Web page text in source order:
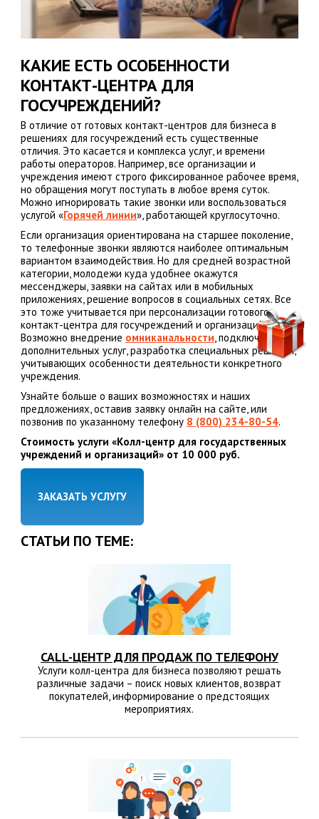
КАКИЕ ЕСТЬ ОСОБЕННОСТИ
КОНТАКТ-ЦЕНТРА ДЛЯ
ГОСУЧРЕЖДЕНИЙ?
В отличие от готовых контакт-центров для бизнеса в
решениях для госучреждений есть существенные
отличия. Это касается и комплекса услуг, и времени
работы операторов. Например, все организации и
учреждения имеют строго фиксированное рабочее время,
но обращения могут поступать в любое время суток.
Можно игнорировать такие звонки или воспользоваться
услугой «Горячей линии», работающей круглосуточно.
Если организация ориентирована на старшее поколение,
то телефонные звонки являются наиболее оптимальным
вариантом взаимодействия. Но для средней возрастной
категории, молодежи куда удобнее окажутся
мессенджеры, заявки на сайтах или в мобильных
приложениях, решение вопросов в социальных сетях. Все
это тоже учитывается при персонализации готового
контакт-центра для госучреждений и организаций.
Возможно внедрение омниканальности, подключение
дополнительных услуг, разработка специальных решений,
учитывающих особенности деятельности конкретного
учреждения.
Узнайте больше о ваших возможностях и наших
предложениях, оставив заявку онлайн на сайте, или
позвонив по указанному телефону 8 (800) 234-80-54.
Стоимость услуги «Колл-центр для государственных
учреждений и организаций» от 10 000 руб.
ЗАКАЗАТЬ УСЛУГУ
СТАТЬИ ПО ТЕМЕ:
CALL-ЦЕНТР ДЛЯ ПРОДАЖ ПО ТЕЛЕФОНУ
Услуги колл-центра для бизнеса позволяют решать
различные задачи – поиск новых клиентов, возврат
покупателей, информирование о предстоящих
мероприятиях.